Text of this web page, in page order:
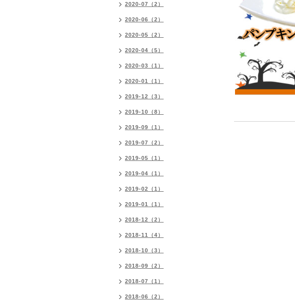
2020-07（2）
2020-06（2）
2020-05（2）
2020-04（5）
2020-03（1）
2020-01（1）
2019-12（3）
2019-10（8）
2019-09（1）
2019-07（2）
2019-05（1）
2019-04（1）
2019-02（1）
2019-01（1）
2018-12（2）
2018-11（4）
2018-10（3）
2018-09（2）
2018-07（1）
2018-06（2）